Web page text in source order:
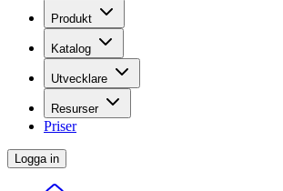
Produkt
Katalog
Utvecklare
Resurser
Priser
Logga in